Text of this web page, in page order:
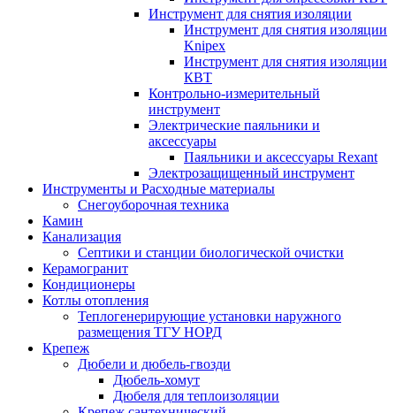
Инструмент для снятия изоляции
Инструмент для снятия изоляции
Knipex
Инструмент для снятия изоляции
КВТ
Контрольно-измерительный
инструмент
Электрические паяльники и
аксессуары
Паяльники и аксессуары Rexant
Электрозащищенный инструмент
Инструменты и Расходные материалы
Снегоуборочная техника
Камин
Канализация
Септики и станции биологической очистки
Керамогранит
Кондиционеры
Котлы отопления
Теплогенерирующие установки наружного
размещения ТГУ НОРД
Крепеж
Дюбели и дюбель-гвозди
Дюбель-хомут
Дюбеля для теплоизоляции